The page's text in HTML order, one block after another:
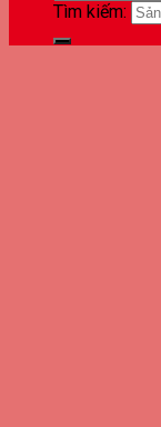
Tìm kiếm: